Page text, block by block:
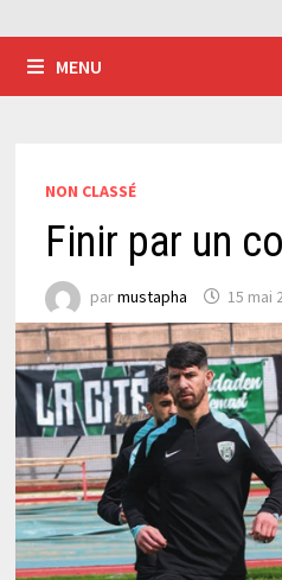
MENU
NON CLASSÉ
Finir par un
parmustapha 15 mai